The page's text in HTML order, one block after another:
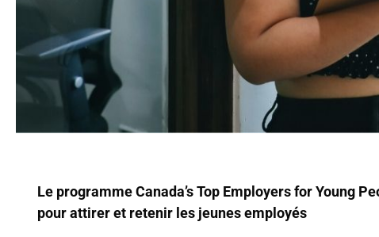
Le programme Canada’s Top Employers for Young
pour attirer et retenir les jeunes employés